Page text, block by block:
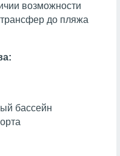
возможности
до пляжа
бассейн